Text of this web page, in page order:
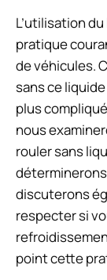
L’utilisation
pratique
de véhicules.
sans ce
plus
nous
rouler sans
discuterons
respecter si
point cette